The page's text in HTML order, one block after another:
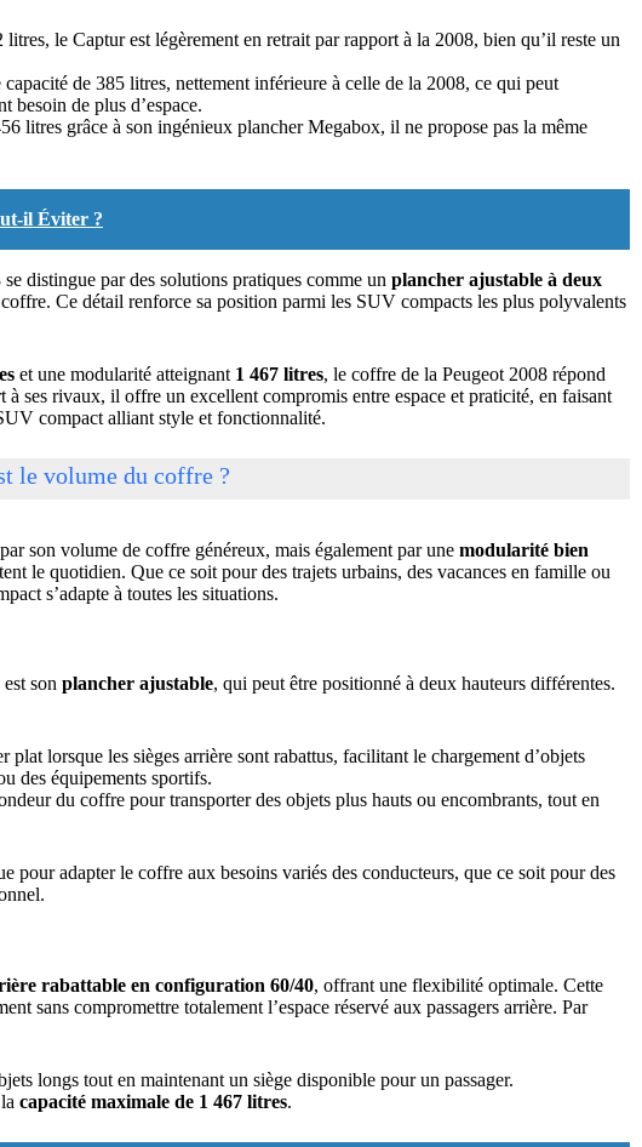
litres, le Captur est légèrement en retrait par rapport à la 2008, bien qu’il reste un
de 385 litres, nettement inférieure à celle de la 2008, ce qui peut
besoin de plus d’espace.
litres grâce à son ingénieux plancher Megabox, il ne propose pas la même
il Éviter ?
distingue par des solutions pratiques comme un plancher ajustable à deux
Ce détail renforce sa position parmi les SUV compacts les plus polyvalents
et une modularité atteignant 1 467 litres, le coffre de la Peugeot 2008 répond
à ses rivaux, il offre un excellent compromis entre espace et praticité, en faisant
compact alliant style et fonctionnalité.
le volume du coffre ?
son volume de coffre généreux, mais également par une modularité bien
le quotidien. Que ce soit pour des trajets urbains, des vacances en famille ou
s’adapte à toutes les situations.
son plancher ajustable, qui peut être positionné à deux hauteurs différentes.
plat lorsque les sièges arrière sont rabattus, facilitant le chargement d’objets
des équipements sportifs.
du coffre pour transporter des objets plus hauts ou encombrants, tout en
pour adapter le coffre aux besoins variés des conducteurs, que ce soit pour des
rabattable en configuration 60/40, offrant une flexibilité optimale. Cette
sans compromettre totalement l’espace réservé aux passagers arrière. Par
longs tout en maintenant un siège disponible pour un passager.
capacité maximale de 1 467 litres.